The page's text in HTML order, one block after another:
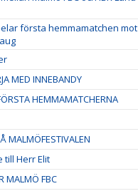
första hemmamatchen mot
MED INNEBANDY
HEMMAMATCHERNA
MALMÖFESTIVALEN
Herr Elit
MALMÖ FBC